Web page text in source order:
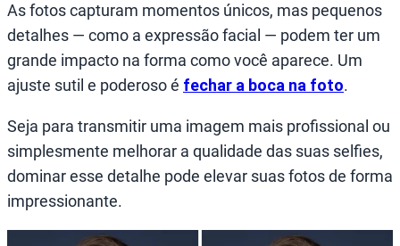
As fotos capturam momentos únicos, mas pequenos
detalhes — como a expressão facial — podem ter um
grande impacto na forma como você aparece. Um
ajuste sutil e poderoso é fechar a boca na foto.
Seja para transmitir uma imagem mais profissional ou
simplesmente melhorar a qualidade das suas selfies,
dominar esse detalhe pode elevar suas fotos de forma
impressionante.